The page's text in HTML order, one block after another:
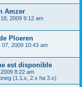
Amzer
2009 9:12 am
Ploeren
07, 2009 10:43 am
est disponible
8:22 am
(1.1.x, 2.x ha 3.x)